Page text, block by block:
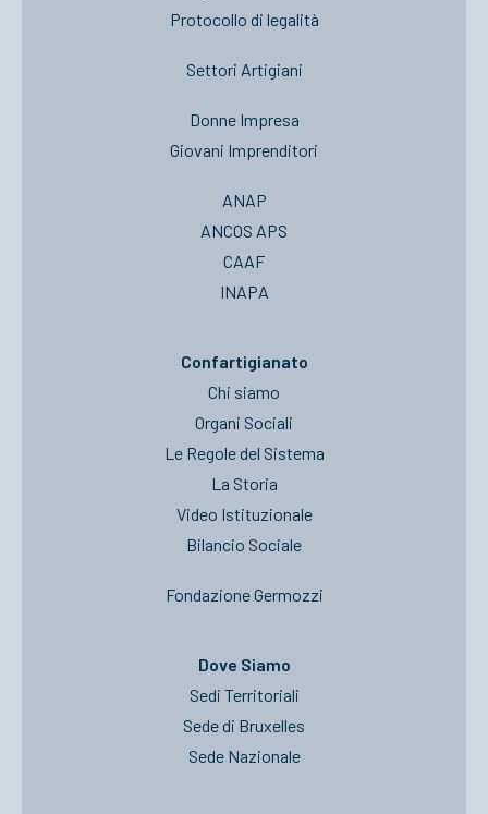
Protocollo di legalità
Settori Artigiani
Donne Impresa
Giovani Imprenditori
ANAP
ANCOS APS
CAAF
INAPA
Confartigianato
Chi siamo
Organi Sociali
Le Regole del Sistema
La Storia
Video Istituzionale
Bilancio Sociale
Fondazione Germozzi
Dove Siamo
Sedi Territoriali
Sede di Bruxelles
Sede Nazionale